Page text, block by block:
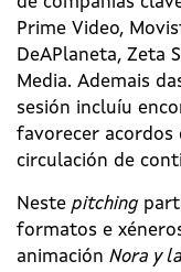
Prime Video,
DeAPlaneta, Zeta
Media. Ademais
sesión incluíu
favorecer acordos
circulación de
Neste pitching
formatos e
animación Nora y